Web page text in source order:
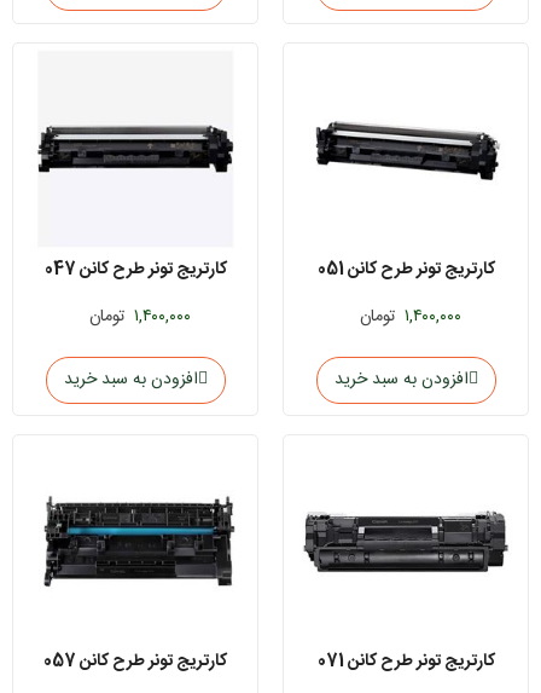
کارتریج تونر طرح کانن 051
۱,۴۰۰,۰۰۰ تومان
افزودن به سبد خرید
کارتریج تونر طرح کانن 047
۱,۴۰۰,۰۰۰ تومان
افزودن به سبد خرید
کارتریج تونر طرح کانن 071
کارتریج تونر طرح کانن 057